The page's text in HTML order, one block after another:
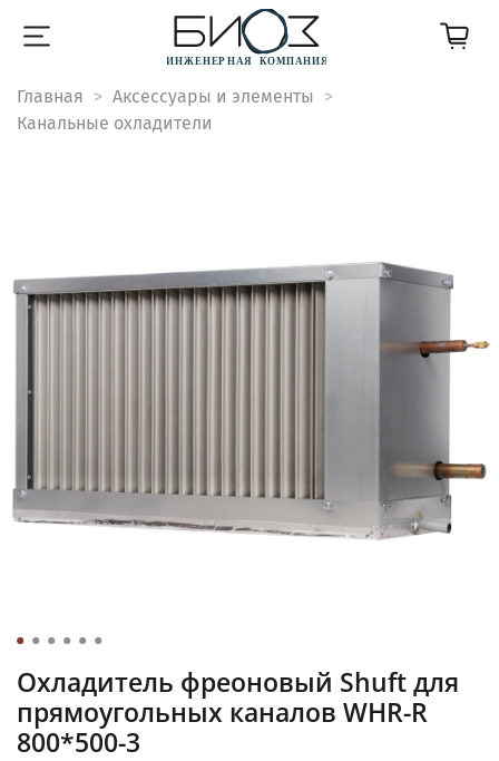
Главная
Аксессуары и элементы
Канальные охладители
Охладитель фреоновый Shuft для
прямоугольных каналов WHR-R
800*500-3